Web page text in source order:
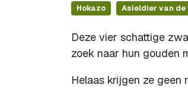
Hokazo Asieldier van de
Deze vier schattige
zoek naar hun gouden
Helaas krijgen ze